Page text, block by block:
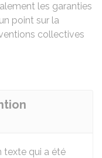
les garanties
point sur la
collectives
texte qui a été